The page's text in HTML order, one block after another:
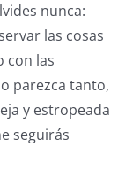
nunca:
las cosas
con las
parezca tanto,
y estropeada
seguirás